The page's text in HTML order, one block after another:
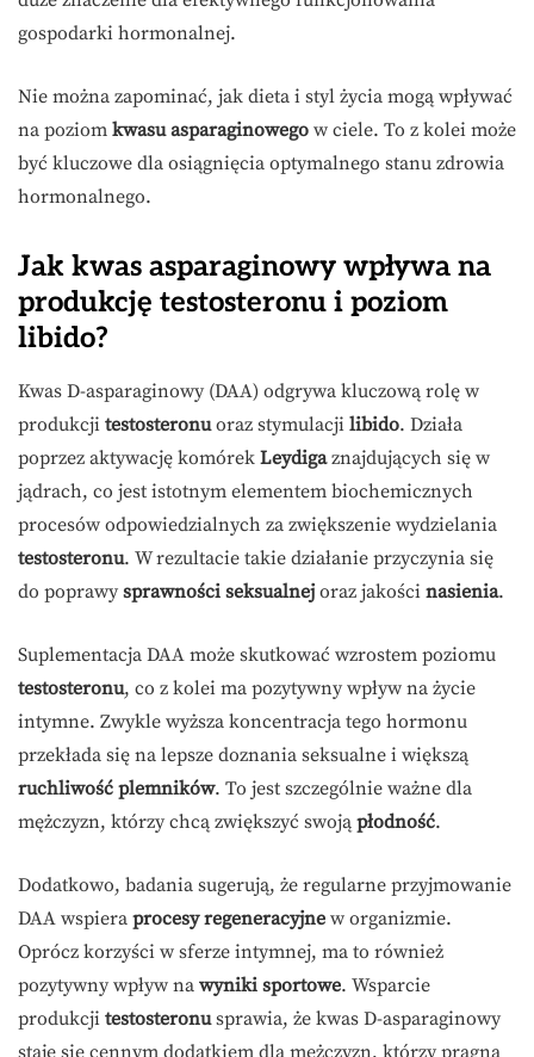
gospodarki hormonalnej.
Nie można zapominać, jak dieta i styl życia mogą wpływać
na poziom kwasu asparaginowego w ciele. To z kolei może
być kluczowe dla osiągnięcia optymalnego stanu zdrowia
hormonalnego.
Jak kwas asparaginowy wpływa na
produkcję testosteronu i poziom
libido?
Kwas D-asparaginowy (DAA) odgrywa kluczową rolę w
produkcji testosteronuoraz stymulacji libido. Działa
poprzez aktywację komórek Leydigaznajdujących się w
jądrach, co jest istotnym elementem biochemicznych
procesów odpowiedzialnych za zwiększenie wydzielania
testosteronu. W rezultacie takie działanie przyczynia się
do poprawy sprawności seksualnej oraz jakości nasienia.
Suplementacja DAA może skutkować wzrostem poziomu
testosteronu, co z kolei ma pozytywny wpływ na życie
intymne. Zwykle wyższa koncentracja tego hormonu
przekłada się na lepsze doznania seksualne i większą
ruchliwość plemników. To jest szczególnie ważne dla
mężczyzn, którzy chcą zwiększyć swoją płodność.
Dodatkowo, badania sugerują, że regularne przyjmowanie
DAA wspiera procesy regeneracyjne w organizmie.
Oprócz korzyści w sferze intymnej, ma to również
pozytywny wpływ na wyniki sportowe. Wsparcie
produkcji testosteronusprawia, że kwas D-asparaginowy